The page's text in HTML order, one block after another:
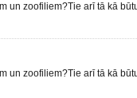
un zoofiliem?Tie arī tā kā
un zoofiliem?Tie arī tā kā